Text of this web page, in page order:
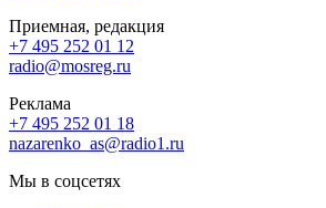
Приемная, редакция
+7 495 252 01 12
radio@mosreg.ru
Реклама
+7 495 252 01 18
nazarenko_as@radio1.ru
Мы в соцсетях